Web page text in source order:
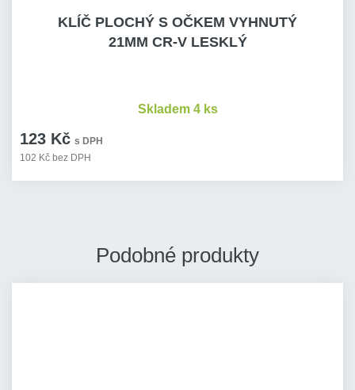
KLÍČ PLOCHÝ S OČKEM VYHNUTÝ
21MM CR-V LESKLÝ
123 Kč s DPH
102 Kč bez DPH
Skladem 4 ks
Podobné produkty